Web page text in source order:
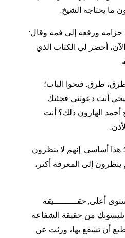
ما يحتاجه الشيخ.
حزامه ورفعه إلى فمه وقال:
أحضر لي الكتاب الذي
طرق. فتحوا الباب؛
أنت دعوتني فجئتك
الهارون ذلك؟ أنت
أساسي. إنهم لا ينظرون
ينظرون إلى المعرفة أكثر،
أعلى,حقـــــــــيقة
من حقيقة الشفاعة
أن تشفع بها، ورثت عن